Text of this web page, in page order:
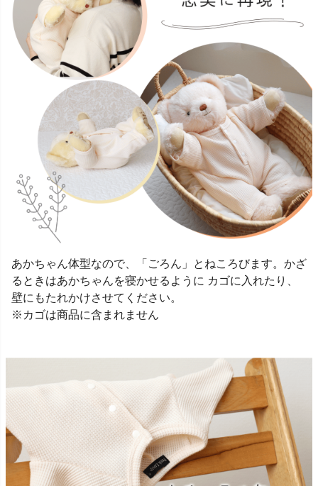
あかちゃん体型なので、「ごろん」とねころびます。かざ
るときはあかちゃんを寝かせるように カゴに入れたり、
壁にもたれかけさせてください。
※カゴは商品に含まれません